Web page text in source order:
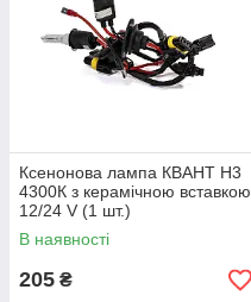
Ксенонова лампа КВАНТ H3
4300К з керамічною вставкою
12/24 V (1 шт.)
В наявності
205 ₴